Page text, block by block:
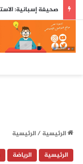
الرئيسية/الرئيسية
الرئيسية
الرياضة